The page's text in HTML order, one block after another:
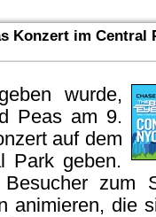
Konzert im Central
wurde,
Peas am 9.
auf dem
Park geben.
zum
animieren, die